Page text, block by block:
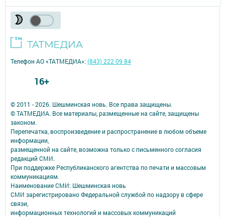
© 2011 - 2026. Шешминская новь. Все права защищены.
© ТАТМЕДИА. Все материалы, размещенные на сайте, защищены
законом.
Перепечатка, воспроизведение и распространение в любом объеме
информации,
размещенной на сайте, возможна только с письменного согласия
редакций СМИ.
При поддержке Республиканского агентства по печати и массовым
коммуникациям.
Наименование СМИ: Шешминская новь
СМИ зарегистрировано Федеральной службой по надзору в сфере
связи,
информационных технологий и массовых коммуникаций
Телефон АО «ТАТМЕДИА»:(843) 222 09 84
16+